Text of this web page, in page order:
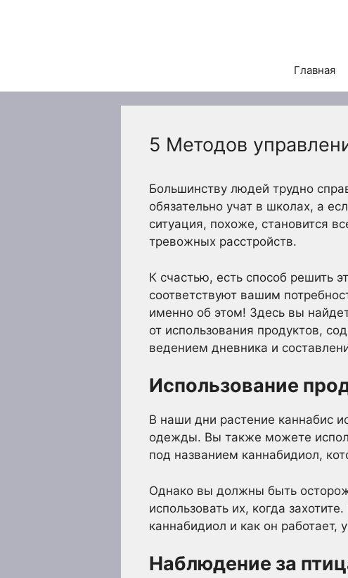
Главная
5 Методов
Большинству людей трудно
обязательно учат в школах, а
ситуация, похоже, становится
тревожных расстройств.
К счастью, есть способ решить
соответствуют вашим
именно об этом! Здесь вы
от использования продуктов,
ведением дневника и
Использование
В наши дни растение каннабис
одежды. Вы также можете
под названием каннабидиол,
Однако вы должны быть
использовать их, когда
каннабидиол и как он работает,
Наблюдение за